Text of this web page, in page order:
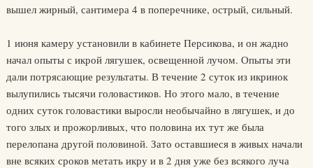
вышел жирный, сантимера 4 в поперечнике, острый, сильный.
1 июня камеру установили в кабинете Персикова, и он жадно
начал опыты с икрой лягушек, освещенной лучом. Опыты эти
дали потрясающие результаты. В течение 2 суток из икринок
вылупились тысячи головастиков. Но этого мало, в течение
одних суток головастики выросли необычайно в лягушек, и до
того злых и прожорливых, что половина их тут же была
перелопана другой половиной. Зато оставшиеся в живых начали
вне всяких сроков метать икру и в 2 дня уже без всякого луча